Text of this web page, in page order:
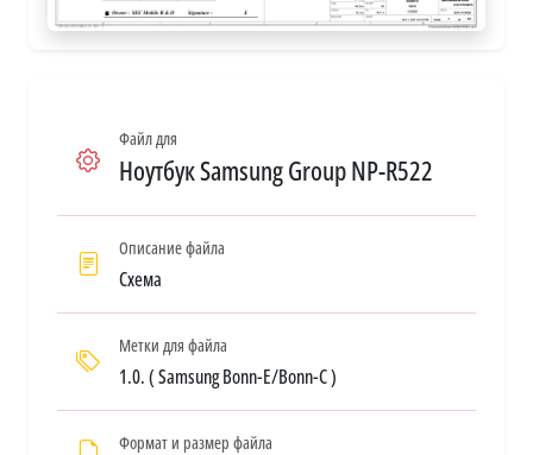
Файл для
Ноутбук Samsung Group NP-R522
Описание файла
Схема
Метки для файла
1.0. ( Samsung Bonn-E/Bonn-C )
Формат и размер файла